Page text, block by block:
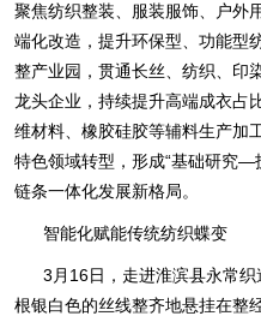
聚焦纺织整装、服装服饰、户外
端化改造，提升环保型、功能型
整产业园，贯通长丝、纺织、印
龙头企业，持续提升高端成衣占
维材料、橡胶硅胶等辅料生产加
特色领域转型，形成“基础研究
链条一体化发展新格局。
智能化赋能传统纺织蝶变
3月16日，走进淮滨县永常
根银白色的丝线整齐地悬挂在整